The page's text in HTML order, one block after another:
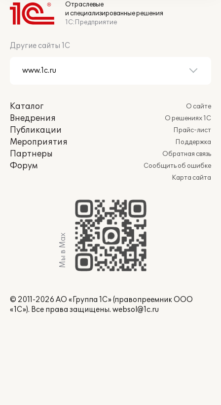
Отраслевые
и специализированные решения
1С:Предприятие
Другие сайты 1С
Каталог
Внедрения
Публикации
Мероприятия
Партнеры
Форум
О сайте
О решениях 1С
Прайс-лист
Поддержка
Обратная связь
Сообщить об ошибке
Карта сайта
Мы в Max
© 2011-2026 АО «Группа 1С» (правопреемник ООО
«1С»). Все права защищены. websol@1c.ru